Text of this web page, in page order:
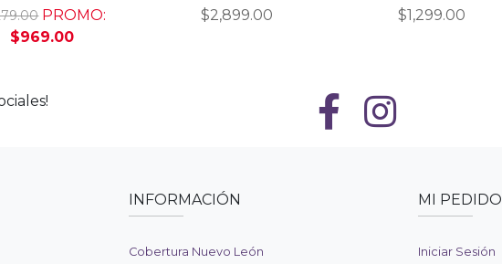
PROMO:
$969.00
$2,899.00 $1,299.00
INFORMACIÓN
Cobertura Nuevo León
MI PEDIDO
Iniciar Sesión